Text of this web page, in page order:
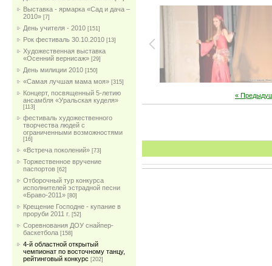
Выставка - ярмарка «Сад и дача –
2010» [7]
День учителя - 2010 [151]
Рок фестиваль 30.10.2010 [13]
Художественная выставка
«Осенний вернисаж» [29]
День милиции 2010 [150]
«Самая лучшая мама моя» [315]
Концерт, посвященный 5-летию
ансамбля «Уральская куделя»
[113]
фестиваль художественного
творчества людей с
ограниченными возможностями
[16]
«Встреча поколений» [73]
Торжественное вручение
паспортов [62]
Отборочный тур конкурса
исполнителей эстрадной песни
«Браво-2011» [80]
Крещение Господне - купание в
проруби 2011 г. [52]
Соревнования ДОУ снайпер-
баскетбола [158]
4-й областной открытый
чемпионат по восточному танцу,
рейтинговый конкурс [202]
«